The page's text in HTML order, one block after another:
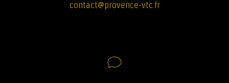
contact@provence-vtc.fr